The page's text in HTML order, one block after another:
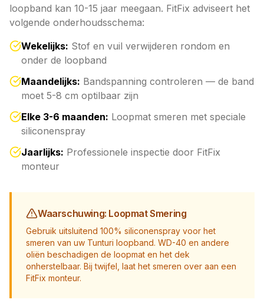
loopband kan 10-15 jaar meegaan. FitFix adviseert het
volgende onderhoudsschema:
Wekelijks: Stof en vuil verwijderen rondom en
onder de loopband
Maandelijks: Bandspanning controleren — de band
moet 5-8 cm optilbaar zijn
Elke 3-6 maanden: Loopmat smeren met speciale
siliconenspray
Jaarlijks: Professionele inspectie door FitFix
monteur
Waarschuwing: Loopmat Smering
Gebruik uitsluitend 100% siliconenspray voor het
smeren van uw Tunturi loopband. WD-40 en andere
oliën beschadigen de loopmat en het dek
onherstelbaar. Bij twijfel, laat het smeren over aan een
FitFix monteur.